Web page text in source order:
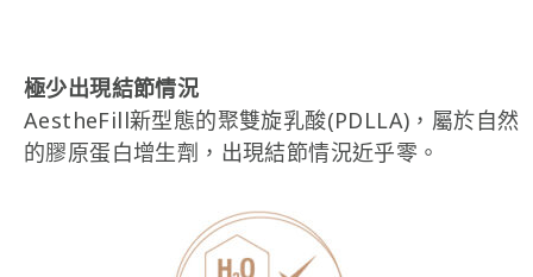
極少出現結節情況
AestheFill新型態的聚雙旋乳酸(PDLLA)，屬於自然
的膠原蛋白增生劑，出現結節情況近乎零。